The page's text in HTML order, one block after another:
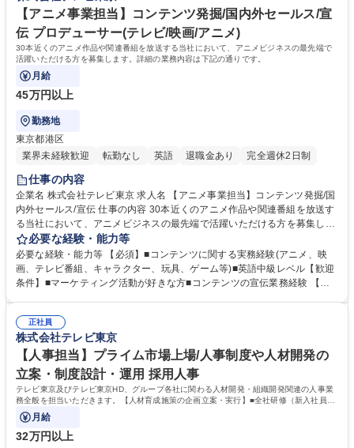
ともに円滑にプロジェクトを進められる方 学歴・資格 学歴：大学院 大学
語学力： 資格：
【アニメ事業担当】コンテンツ発掘/国内外セールス/宣
伝 プロデューサー(テレビ/映画/アニメ)
30本近くのアニメ作品や関連番組を放送する当社において、アニメビジネスの最先端で
活躍いただける方を募集します。詳細の業務内容は下記の通りです。
月給
45万円以上
勤務地
東京都港区
業界未経験歓迎
転勤なし 英語 退職金あり 完全週休2日制
仕事の内容
企業名 株式会社テレビ東京 求人名 【アニメ事業担当】コンテンツ発掘/国
内外セールス/宣伝 仕事の内容 30本近くのアニメ作品や関連番組を放送す
る当社において、アニメビジネスの最先端で活躍いただける方を募集しま
す。詳細の業務内容は下記の通りです。 ■次世代の日本アニメを背負う作
品の発掘■アニメコンテンツの国内外へのセールス■権利元/製作委員会等
との交渉・契約■アニメコンテンツの宣伝業務■コンテンツの中長期的なセ
ールス戦略、プロモーション戦略の立案■商品化関連業務 【働きやすさ】
集職種 【アニメ事業担当】コンテンツ発掘/国内外セールス/宣伝
必要な経験・能力等
必要な経験・能力等 【必須】■コンテンツに関する実務経験(アニメ、映
画、テレビ番組、キャラクター、玩具、ゲーム等)■英語中級レベル【歓迎
条件】■マーケティング活動が好きな方■コンテンツの宣伝業務経験 【魅
を積める環境■次世代の日本アニメを背負う作品の発掘からセールス、宣
伝まで幅広いスキルを習得可能■アニメコンテンツの価値を最大化する戦
略立案から実行までを手がける重要なポジション■国内外のアニメ業界と
のネットワーク構築ができる 学歴・資格 学歴：大学院 大学 語学力：英語
資格：
正社員
株式会社テレビ東京
【人事担当】プライム市場上場/人事制度や人材開発の
立案・制度設計・運用 採用人事
テレビ東京及びテレビ東京HD、グループ各社に関わる人材開発・組織開発関連の人事業
務全般を担当いただきます。【人材育成施策の企画立案・実行】■全社研修（新入社員・
階層別・スキル等）の企画設計・実行■事業
月給
32万円以上